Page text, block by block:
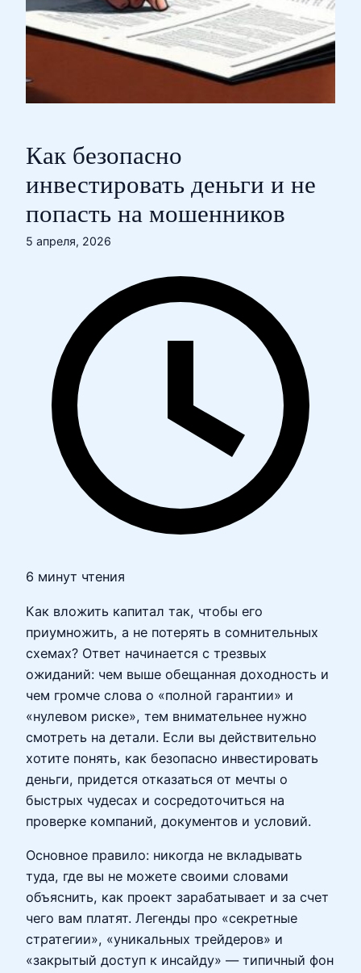
Как безопасно
инвестировать деньги и не
попасть на мошенников
5 апреля, 2026
6 минут чтения
Как вложить капитал так, чтобы его
приумножить, а не потерять в сомнительных
схемах? Ответ начинается с трезвых
ожиданий: чем выше обещанная доходность и
чем громче слова о «полной гарантии» и
«нулевом риске», тем внимательнее нужно
смотреть на детали. Если вы действительно
хотите понять, как безопасно инвестировать
деньги, придется отказаться от мечты о
быстрых чудесах и сосредоточиться на
проверке компаний, документов и условий.
Основное правило: никогда не вкладывать
туда, где вы не можете своими словами
объяснить, как проект зарабатывает и за счет
чего вам платят. Легенды про «секретные
стратегии», «уникальных трейдеров» и
«закрытый доступ к инсайду» — типичный фон